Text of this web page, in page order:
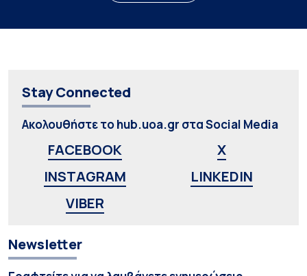
Stay Connected
Ακολουθήστε το hub.uoa.gr στα Social Media
FACEBOOK
X
INSTAGRAM
LINKEDIN
VIBER
Newsletter